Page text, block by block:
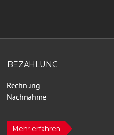
BEZAHLUNG
Mehr erfahren